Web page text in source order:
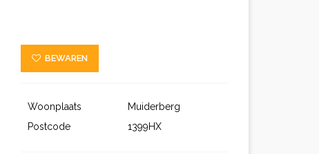
BEWAREN
Woonplaats
Muiderberg
Postcode
1399HX